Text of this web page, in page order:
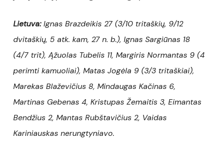
Lietuva:Ignas Brazdeikis 27 (3/10 tritaškių, 9/12
dvitaškių, 5 atk. kam, 27 n. b.), Ignas Sargiūnas 18
(4/7 trit), Ąžuolas Tubelis 11, Margiris Normantas 9 (4
perimti kamuoliai), Matas Jogėla 9 (3/3 tritaškiai),
Marekas Blaževičius 8, Mindaugas Kačinas 6,
Martinas Gebenas 4, Kristupas Žemaitis 3, Eimantas
Bendžius 2, Mantas Rubštavičius 2, Vaidas
Kariniauskas nerungtyniavo.